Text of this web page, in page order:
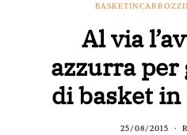
Al via
azzurra
di basket
25/08/2015